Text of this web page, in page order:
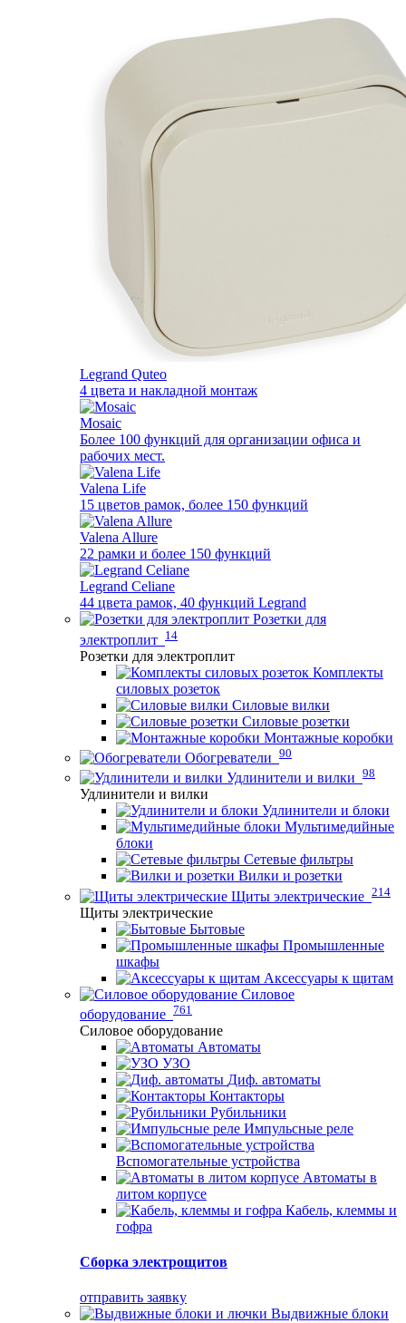
Legrand Quteo
4 цвета и накладной монтаж
Mosaic
Более 100 функций для организации офиса и
рабочих мест.
Valena Life
15 цветов рамок, более 150 функций
Valena Allure
22 рамки и более 150 функций
Legrand Celiane
44 цвета рамок, 40 функций Legrand
Розетки для
электроплит 14
Розетки для электроплит
Комплекты
силовых розеток
Силовые вилки
Силовые розетки
Монтажные коробки
Обогреватели 90
Удлинители и вилки 98
Удлинители и вилки
Удлинители и блоки
Мультимедийные
блоки
Сетевые фильтры
Вилки и розетки
Щиты электрические 214
Щиты электрические
Бытовые
Промышленные
шкафы
Аксессуары к щитам
Силовое
оборудование 761
Силовое оборудование
Автоматы
УЗО
Диф. автоматы
Контакторы
Рубильники
Импульсные реле
Вспомогательные устройства
Автоматы в
литом корпусе
Кабель, клеммы и
гофра
Сборка электрощитов
отправить заявку
Выдвижные блоки